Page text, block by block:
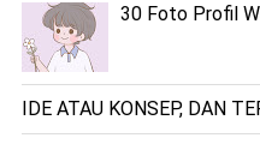
30 Foto Profil
IDE ATAU KONSEP, DAN